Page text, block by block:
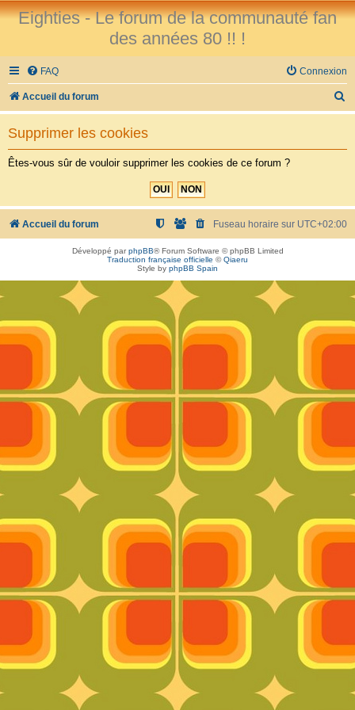
Eighties - Le forum de la communauté fan
des années 80 !! !
FAQ Connexion
Accueil du forum
e
h
r
Supprimer les cookies
Êtes-vous sûr de vouloir supprimer les cookies de ce forum ?
Accueil du forum Fuseau horaire sur UTC+02:00
Développé parphpBB® Forum Software © phpBB Limited
Traduction française officielle ©Qiaeru
Style by phpBB Spain